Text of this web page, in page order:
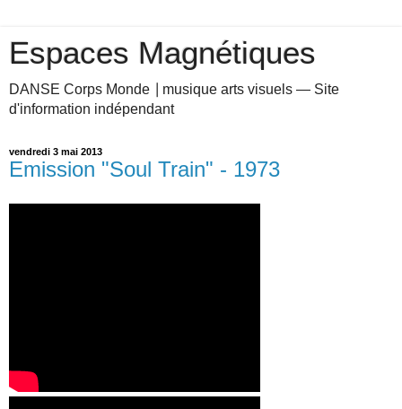
Espaces Magnétiques
DANSE Corps Monde ⎥ musique arts visuels — Site
d'information indépendant
vendredi 3 mai 2013
Emission "Soul Train" - 1973